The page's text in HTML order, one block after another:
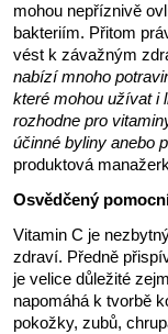
mohou nepříznivě
bakteriím. Přitom
vést k závažným
nabízí mnoho
které mohou užívat i
rozhodne pro
účinné byliny anebo
produktová
Osvědčený
Vitamin C je
zdraví. Předně
je velice důležité
napomáhá k tvorbě
pokožky, zubů,